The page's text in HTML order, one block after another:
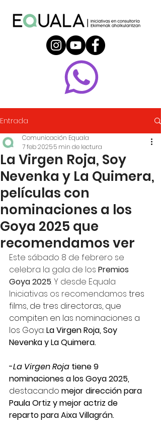
Entrada
La Virgen Roja, Soy
Nevenka y La Quimera,
películas con
nominaciones a los
Goya 2025 que
recomendamos ver
Comunicación Equala
7 feb 20255 min de lectura
Este sábado 8 de febrero se
celebra la gala de los Premios
Goya 2025. Y desde Equala
Iniciativas os recomendamos tres
films, de tres directoras, que
compiten en las nominaciones a
los Goya: La Virgen Roja, Soy
Nevenka y La Quimera.
-La Virgen Roja tiene 9
nominaciones a los Goya 2025,
destacando mejor dirección para
Paula Ortiz y mejor actriz de
reparto para Aixa Villagrán.